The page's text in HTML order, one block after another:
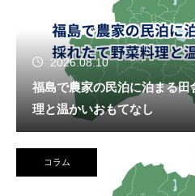
2026.08.10
福島で農家の民泊に泊まる
理と温かいおもてなし
コラム